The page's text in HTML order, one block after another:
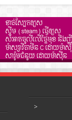
>